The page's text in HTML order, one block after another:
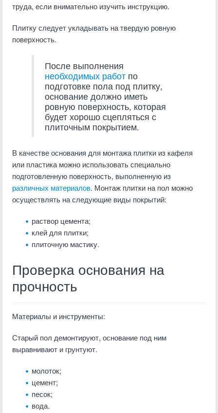
труда, если внимательно изучить инструкцию.
Плитку следует укладывать на твердую ровную
поверхность.
После выполнения
необходимых работ по
подготовке пола под плитку,
основание должно иметь
ровную поверхность, которая
будет хорошо сцепляться с
плиточным покрытием.
В качестве основания для монтажа плитки из кафеля
или пластика можно использовать специально
подготовленную поверхность, выполненную из
различных материалов. Монтаж плитки на пол можно
осуществлять на следующие виды покрытий:
раствор цемента;
клей для плитки;
плиточную мастику.
Проверка основания на
прочность
Материалы и инструменты:
Старый пол демонтируют, основание под ним
выравнивают и грунтуют.
молоток;
цемент;
песок;
вода.